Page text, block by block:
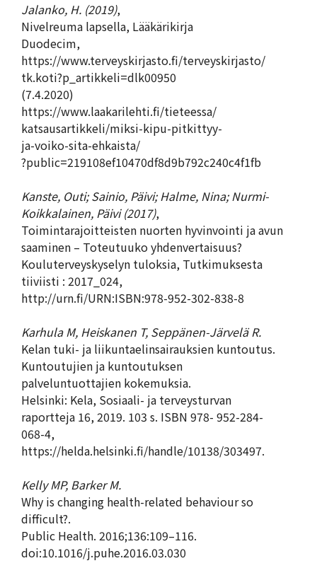
Jalanko, H. (2019),
Nivelreuma lapsella, Lääkärikirja
Duodecim,
https://www.terveyskirjasto.fi/terveyskirjasto/
tk.koti?p_artikkeli=dlk00950
(7.4.2020)
https://www.laakarilehti.fi/tieteessa/
katsausartikkeli/miksi-kipu-pitkittyy-
ja-voiko-sita-ehkaista/
?public=219108ef10470df8d9b792c240c4f1fb
Kanste, Outi; Sainio, Päivi; Halme, Nina; Nurmi-
Koikkalainen, Päivi (2017),
Toimintarajoitteisten nuorten hyvinvointi ja avun
saaminen – Toteutuuko yhdenvertaisuus?
Kouluterveyskyselyn tuloksia, Tutkimuksesta
tiiviisti : 2017_024,
http://urn.fi/URN:ISBN:978-952-302-838-8
Karhula M, Heiskanen T, Seppänen-Järvelä R.
Kelan tuki- ja liikuntaelinsairauksien kuntoutus.
Kuntoutujien ja kuntoutuksen
palveluntuottajien kokemuksia.
Helsinki: Kela, Sosiaali- ja terveysturvan
raportteja 16, 2019. 103 s. ISBN 978- 952-284-
068-4,
https://helda.helsinki.fi/handle/10138/303497.
Kelly MP, Barker M.
Why is changing health-related behaviour so
difficult?.
Public Health. 2016;136:109–116.
doi:10.1016/j.puhe.2016.03.030